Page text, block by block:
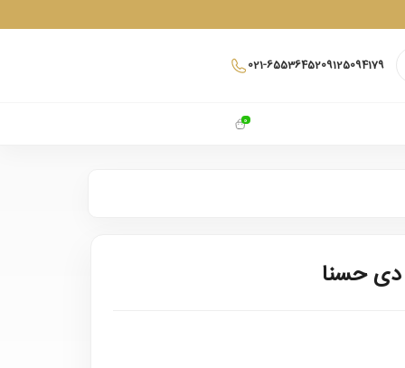
021-6553645209125094179
0
حسنا